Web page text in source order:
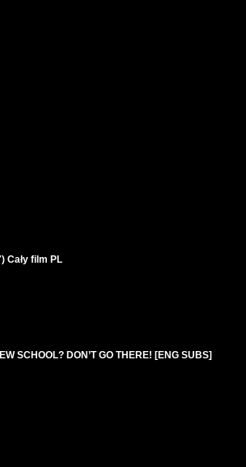
Cały film PL
SCHOOL? DON’T GO THERE! [ENG SUBS]